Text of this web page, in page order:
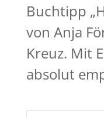
Buchtipp
von Anja
Kreuz. Mit
absolut